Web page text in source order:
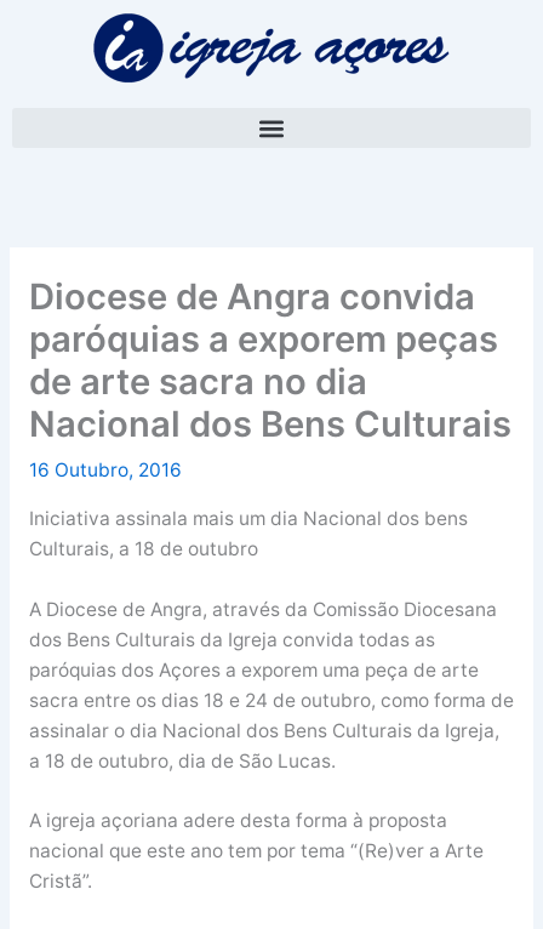
Diocese de Angra convida
paróquias a exporem peças
de arte sacra no dia
Nacional dos Bens Culturais
16 Outubro, 2016
Iniciativa assinala mais um dia Nacional dos bens
Culturais, a 18 de outubro
A Diocese de Angra, através da Comissão Diocesana
dos Bens Culturais da Igreja convida todas as
paróquias dos Açores a exporem uma peça de arte
sacra entre os dias 18 e 24 de outubro, como forma de
assinalar o dia Nacional dos Bens Culturais da Igreja,
a 18 de outubro, dia de São Lucas.
A igreja açoriana adere desta forma à proposta
nacional que este ano tem por tema “(Re)ver a Arte
Cristã”.